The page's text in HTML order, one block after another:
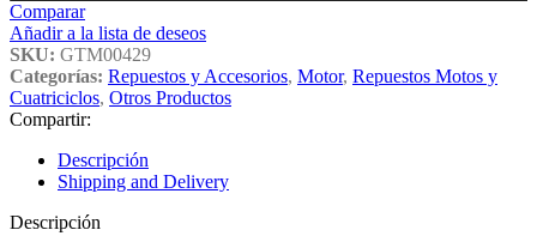
Comparar
Añadir a la lista de deseos
SKU: GTM00429
Categorías: Repuestos y Accesorios, Motor, Repuestos Motos y
Cuatriciclos, Otros Productos
Compartir:
Descripción
Shipping and Delivery
Descripción